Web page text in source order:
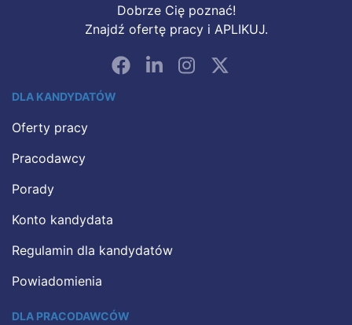
Dobrze Cię poznać!
Znajdź ofertę pracy i APLIKUJ.
DLA KANDYDATÓW
Oferty pracy
Pracodawcy
Porady
Konto kandydata
Regulamin dla kandydatów
Powiadomienia
DLA PRACODAWCÓW